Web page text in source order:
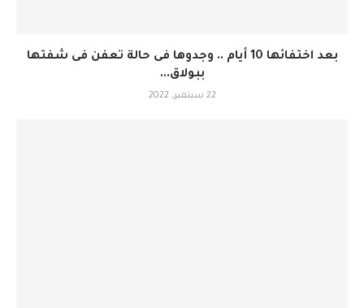
بعد اختفائها 10 أيام .. وجدوها فى حالة تعفن فى شفتها
ببولاق...
22 سبتمبر، 2022